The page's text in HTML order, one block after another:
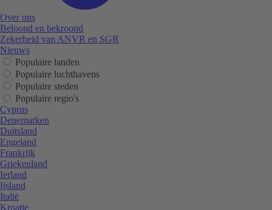
Over ons
Beloond en bekroond
Zekerheid van ANVR en SGR
Nieuws
Populaire landen
Populaire luchthavens
Populaire steden
Populaire regio's
Cyprus
Denemarken
Duitsland
Engeland
Frankrijk
Griekenland
Ierland
Ijsland
Italië
Kroatie